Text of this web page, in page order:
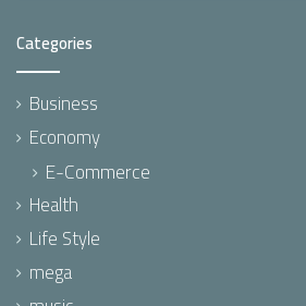
Categories
Business
Economy
E-Commerce
Health
Life Style
mega